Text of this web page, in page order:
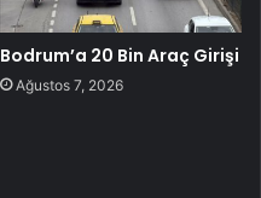
Bodrum’a 20 Bin Araç Girişi
Ağustos 7, 2026